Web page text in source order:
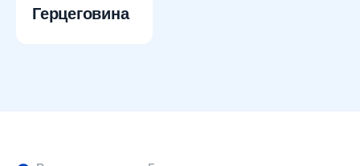
Герцеговина